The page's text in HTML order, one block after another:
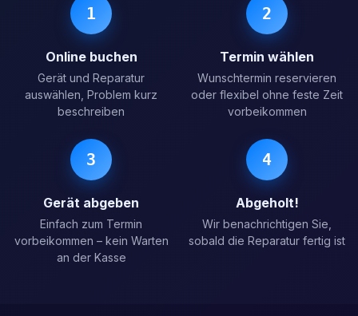
1
Online buchen
Gerät und Reparatur
auswählen, Problem kurz
beschreiben
2
Termin wählen
Wunschtermin reservieren
oder flexibel ohne feste Zeit
vorbeikommen
3
Gerät abgeben
Einfach zum Termin
vorbeikommen – kein Warten
an der Kasse
4
Abgeholt!
Wir benachrichtigen Sie,
sobald die Reparatur fertig ist